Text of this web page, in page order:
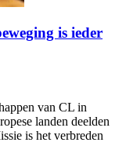
is ieder
van CL in
landen deelden
is het verbreden